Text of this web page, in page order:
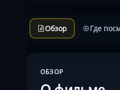
Обзор Где
ОБЗОР